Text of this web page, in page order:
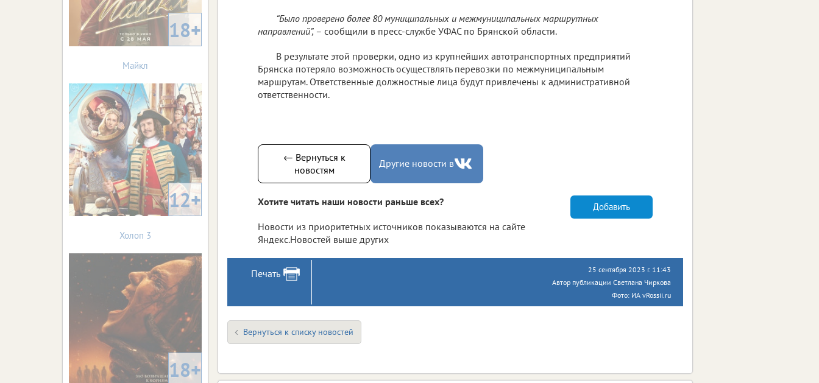
“Было проверено более 80 муниципальных и межмуниципальных маршрутных
направлений”, – сообщили в пресс-службе УФАС по Брянской области.
В результате этой проверки, одно из крупнейших автотранспортных предприятий
Брянска потеряло возможность осуществлять перевозки по межмуниципальным
маршрутам. Ответственные должностные лица будут привлечены к административной
ответственности.
← Вернуться к
новостям
Другие новости в
Хотите читать наши новости раньше всех?
Новости из приоритетных источников показываются на сайте
Яндекс.Новостей выше других
Добавить
Печать
25 сентября 2023 г. 11:43
Автор публикации Светлана Чиркова
Фото: ИА vRossii.ru
Вернуться к списку новостей
18+
Майкл
12+
Холоп 3
18+